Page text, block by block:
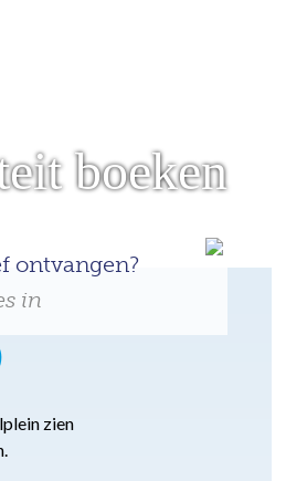
boeken
zien
ontvangen?
in